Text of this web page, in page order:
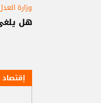
وزارة
التعميمهل يلغى
إقتصاد